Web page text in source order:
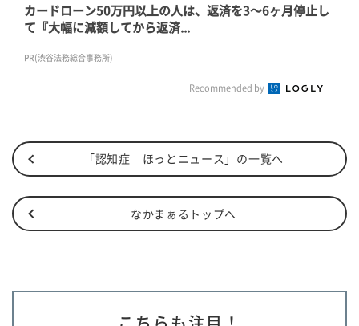
カードローン50万円以上の人は、返済を3～6ヶ月停止し
て『大幅に減額してから返済...
PR(渋谷法務総合事務所)
Recommended by
「認知症 ほっとニュース」の一覧へ
なかまぁるトップへ